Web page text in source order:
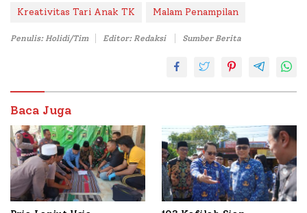
Kreativitas Tari Anak TK Malam Penampilan
Penulis: Holidi/Tim Editor: Redaksi Sumber Berita
Baca Juga